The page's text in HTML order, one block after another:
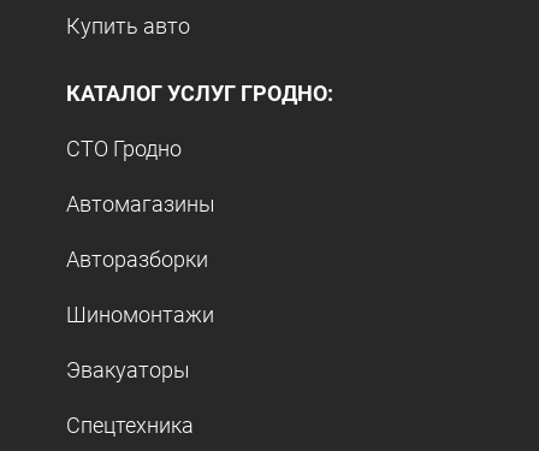
Купить авто
КАТАЛОГ УСЛУГ ГРОДНО:
СТО Гродно
Автомагазины
Авторазборки
Шиномонтажи
Эвакуаторы
Спецтехника